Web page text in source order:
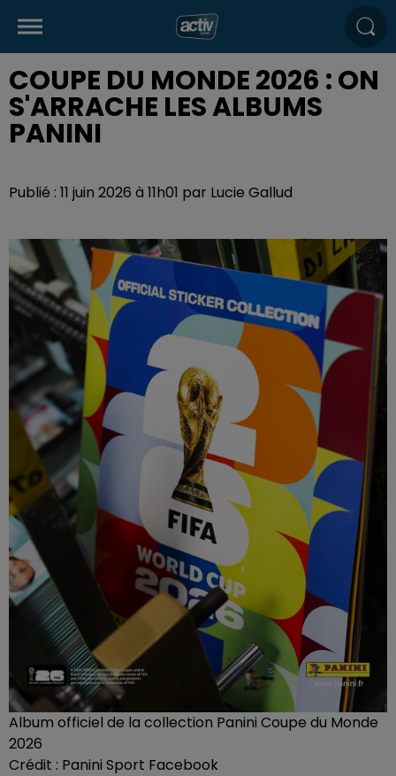
COUPE DU MONDE 2026 : ON
S'ARRACHE LES ALBUMS
PANINI
Publié : 11 juin 2026 à 11h01 par Lucie Gallud
Album officiel de la collection Panini Coupe du Monde
2026
Crédit : Panini Sport Facebook